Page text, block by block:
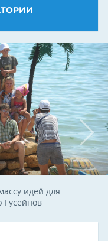
идей для
Гусейнов